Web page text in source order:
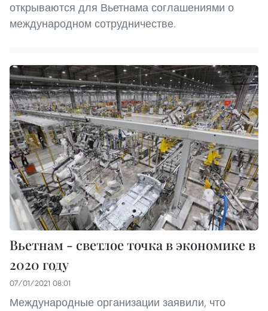
открываются для Вьетнама соглашениями о
международном сотрудничестве.
Вьетнам - светлое точка в экономике в
2020 году
07/01/2021 08:01
Международные организации заявили, что